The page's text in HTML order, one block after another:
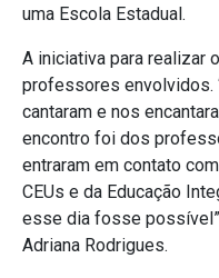
uma Escola Estadual.
A iniciativa para realizar
professores envolvidos.
cantaram e nos
encontro foi dos
entraram em contato
CEUs e da Educação
esse dia fosse
Adriana Rodrigues.